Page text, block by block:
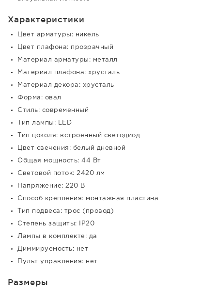
Характеристики
Цвет арматуры: никель
Цвет плафона: прозрачный
Материал арматуры: металл
Материал плафона: хрусталь
Материал декора: хрусталь
Форма: овал
Стиль: современный
Тип лампы: LED
Тип цоколя: встроенный светодиод
Цвет свечения: белый дневной
Общая мощность: 44 Вт
Световой поток: 2420 лм
Напряжение: 220 В
Способ крепления: монтажная пластина
Тип подвеса: трос (провод)
Степень защиты: IP20
Лампы в комплекте: да
Диммируемость: нет
Пульт управления: нет
Размеры